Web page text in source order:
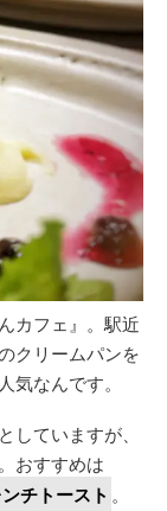
カフェ』。駅近
クリームパンを
なんです。
ていますが、
おすすめは
チトースト 。